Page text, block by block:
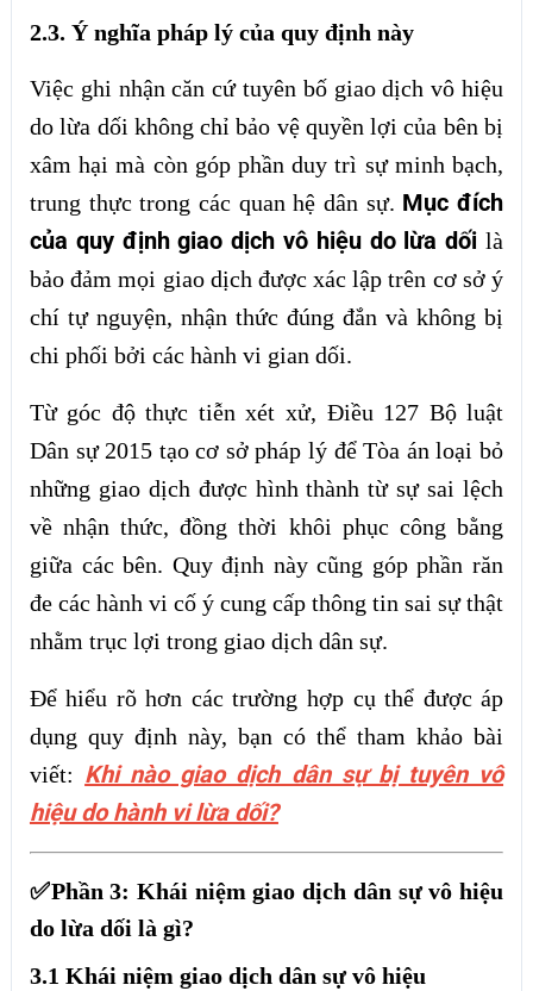
2.3. Ý nghĩa pháp lý của quy định này
Việc ghi nhận căn cứ tuyên bố giao dịch vô hiệu
do lừa dối không chỉ bảo vệ quyền lợi của bên bị
xâm hại mà còn góp phần duy trì sự minh bạch,
trung thực trong các quan hệ dân sự. Mục đích
của quy định giao dịch vô hiệu do lừa dối là
bảo đảm mọi giao dịch được xác lập trên cơ sở ý
chí tự nguyện, nhận thức đúng đắn và không bị
chi phối bởi các hành vi gian dối.
Từ góc độ thực tiễn xét xử, Điều 127 Bộ luật
Dân sự 2015 tạo cơ sở pháp lý để Tòa án loại bỏ
những giao dịch được hình thành từ sự sai lệch
về nhận thức, đồng thời khôi phục công bằng
giữa các bên. Quy định này cũng góp phần răn
đe các hành vi cố ý cung cấp thông tin sai sự thật
nhằm trục lợi trong giao dịch dân sự.
Để hiểu rõ hơn các trường hợp cụ thể được áp
dụng quy định này, bạn có thể tham khảo bài
viết: Khi nào giao dịch dân sự bị tuyên vô
hiệu do hành vi lừa dối?
✅Phần 3: Khái niệm giao dịch dân sự vô hiệu
do lừa dối là gì?
3.1 Khái niệm giao dịch dân sự vô hiệu